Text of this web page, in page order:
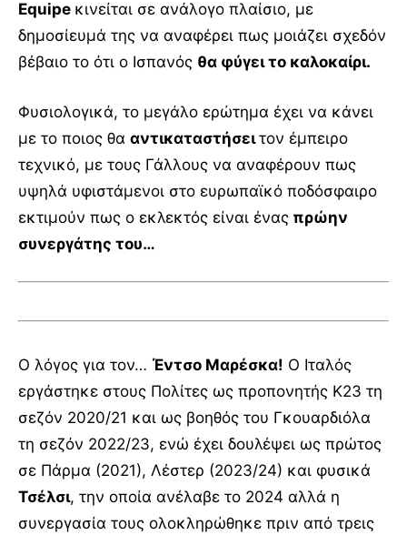
Equipe κινείται σε ανάλογο πλαίσιο, με
δημοσίευμά της να αναφέρει πως μοιάζει σχεδόν
βέβαιο το ότι ο Ισπανός θα φύγει το καλοκαίρι.
Φυσιολογικά, το μεγάλο ερώτημα έχει να κάνει
με το ποιος θα αντικαταστήσειτον έμπειρο
τεχνικό, με τους Γάλλους να αναφέρουν πως
υψηλά υφιστάμενοι στο ευρωπαϊκό ποδόσφαιρο
εκτιμούν πως ο εκλεκτός είναι ένας πρώην
συνεργάτης του…
Ο λόγος για τον… Έντσο Μαρέσκα! Ο Ιταλός
εργάστηκε στους Πολίτες ως προπονητής Κ23 τη
σεζόν 2020/21 και ως βοηθός του Γκουαρδιόλα
τη σεζόν 2022/23, ενώ έχει δουλέψει ως πρώτος
σε Πάρμα (2021), Λέστερ (2023/24) και φυσικά
Τσέλσι, την οποία ανέλαβε το 2024 αλλά η
συνεργασία τους ολοκληρώθηκε πριν από τρεις